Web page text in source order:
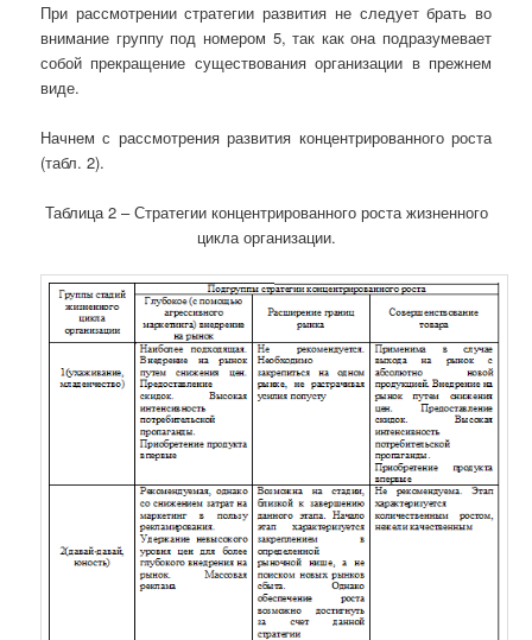
При рассмотрении стратегии развития не следует брать во
внимание группу под номером 5, так как она подразумевает
собой прекращение существования организации в прежнем
виде.
Начнем с рассмотрения развития концентрированного роста
(табл. 2).
Таблица 2 – Стратегии концентрированного роста жизненного
цикла организации.